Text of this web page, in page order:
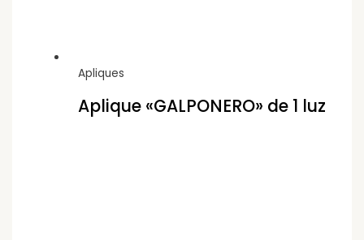
Apliques
Aplique «GALPONERO» de 1 luz